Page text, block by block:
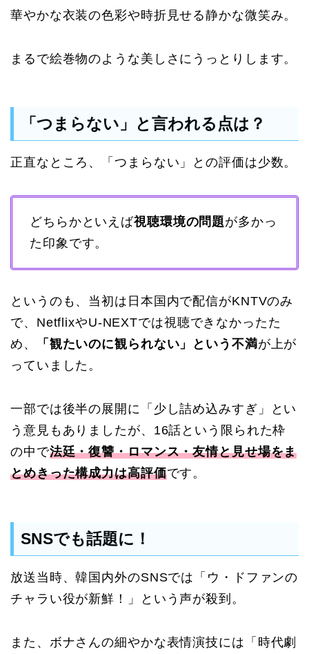
華やかな衣装の色彩や時折見せる静かな微笑み。
まるで絵巻物のような美しさにうっとりします。
「つまらない」と言われる点は？
正直なところ、「つまらない」との評価は少数。
どちらかといえば視聴環境の問題が多かっ
た印象です。
というのも、当初は日本国内で配信がKNTVのみ
で、NetflixやU-NEXTでは視聴できなかったた
め、
「観たいのに観られない」という不満が上が
っていました。
一部では後半の展開に「少し詰め込みすぎ」とい
う意見もありましたが、16話という限られた枠
の中で法廷・復讐・ロマンス・友情と見せ場をま
とめきった構成力は高評価です。
SNSでも話題に！
放送当時、韓国内外のSNSでは「ウ・ドファンの
チャラい役が新鮮！」という声が殺到。
また、ボナさんの細やかな表情演技には「時代劇